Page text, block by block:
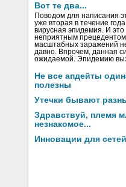
Вот те два...
Поводом для написания
уже вторая в течение
вирусная эпидемия. И это
неприятным
масштабных заражений
давно. Впрочем, данная
ожидаемой. Эпидемию
Не все апдейты
полезны
Утечки бывают
Здравствуй, племя
незнакомое...
Инновации для